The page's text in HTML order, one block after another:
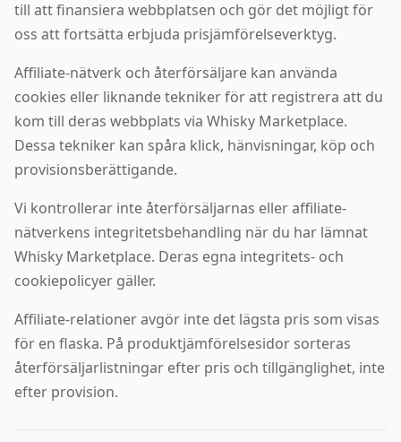
till att finansiera webbplatsen och gör det möjligt för
oss att fortsätta erbjuda prisjämförelseverktyg.
Affiliate-nätverk och återförsäljare kan använda
cookies eller liknande tekniker för att registrera att du
kom till deras webbplats via Whisky Marketplace.
Dessa tekniker kan spåra klick, hänvisningar, köp och
provisionsberättigande.
Vi kontrollerar inte återförsäljarnas eller affiliate-
nätverkens integritetsbehandling när du har lämnat
Whisky Marketplace. Deras egna integritets- och
cookiepolicyer gäller.
Affiliate-relationer avgör inte det lägsta pris som visas
för en flaska. På produktjämförelsesidor sorteras
återförsäljarlistningar efter pris och tillgänglighet, inte
efter provision.